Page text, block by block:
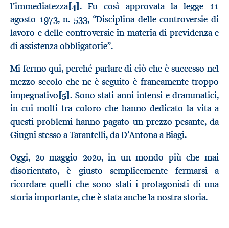
l’immediatezza[4]. Fu così approvata la legge 11
agosto 1973, n. 533, “Disciplina delle controversie di
lavoro e delle controversie in materia di previdenza e
di assistenza obbligatorie”.
Mi fermo qui, perché parlare di ciò che è successo nel
mezzo secolo che ne è seguito è francamente troppo
impegnativo [5]. Sono stati anni intensi e drammatici,
in cui molti tra coloro che hanno dedicato la vita a
questi problemi hanno pagato un prezzo pesante, da
Giugni stesso a Tarantelli, da D’Antona a Biagi.
Oggi, 20 maggio 2020, in un mondo più che mai
disorientato, è giusto semplicemente fermarsi a
ricordare quelli che sono stati i protagonisti di una
storia importante, che è stata anche la nostra storia.